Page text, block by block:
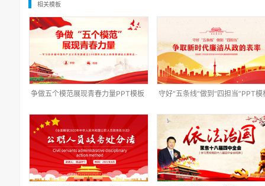
相关模板
争做五个模范展现青春力量PPT模板 守好“五条线”做到“四担当”PPT模